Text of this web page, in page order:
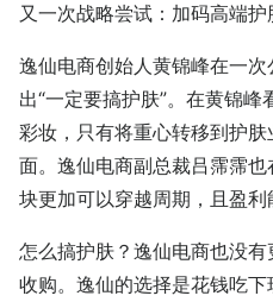
又一次战略尝试：加码高端护
逸仙电商创始人黄锦峰在一
出“一定要搞护肤”。在黄锦
彩妆，只有将重心转移到护
面。逸仙电商副总裁吕霈霈
块更加可以穿越周期，且盈利
怎么搞护肤？逸仙电商也没
收购。逸仙的选择是花钱吃下